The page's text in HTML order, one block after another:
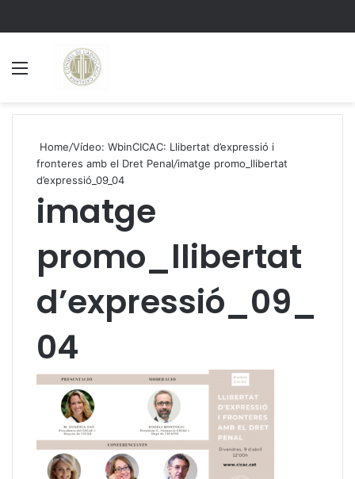
Home/Vídeo: WbinCICAC: Llibertat d’expressió i
fronteres amb el Dret Penal/imatge promo_llibertat
d’expressió_09_04
imatge
promo_llibertat
d’expressió_09_
04